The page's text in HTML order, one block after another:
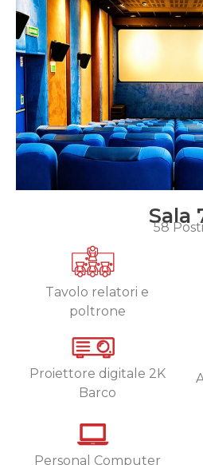
Sala
58 Posti
Tavolo relatori e
poltrone
Proiettore digitale 2K
Barco
Personal Computer